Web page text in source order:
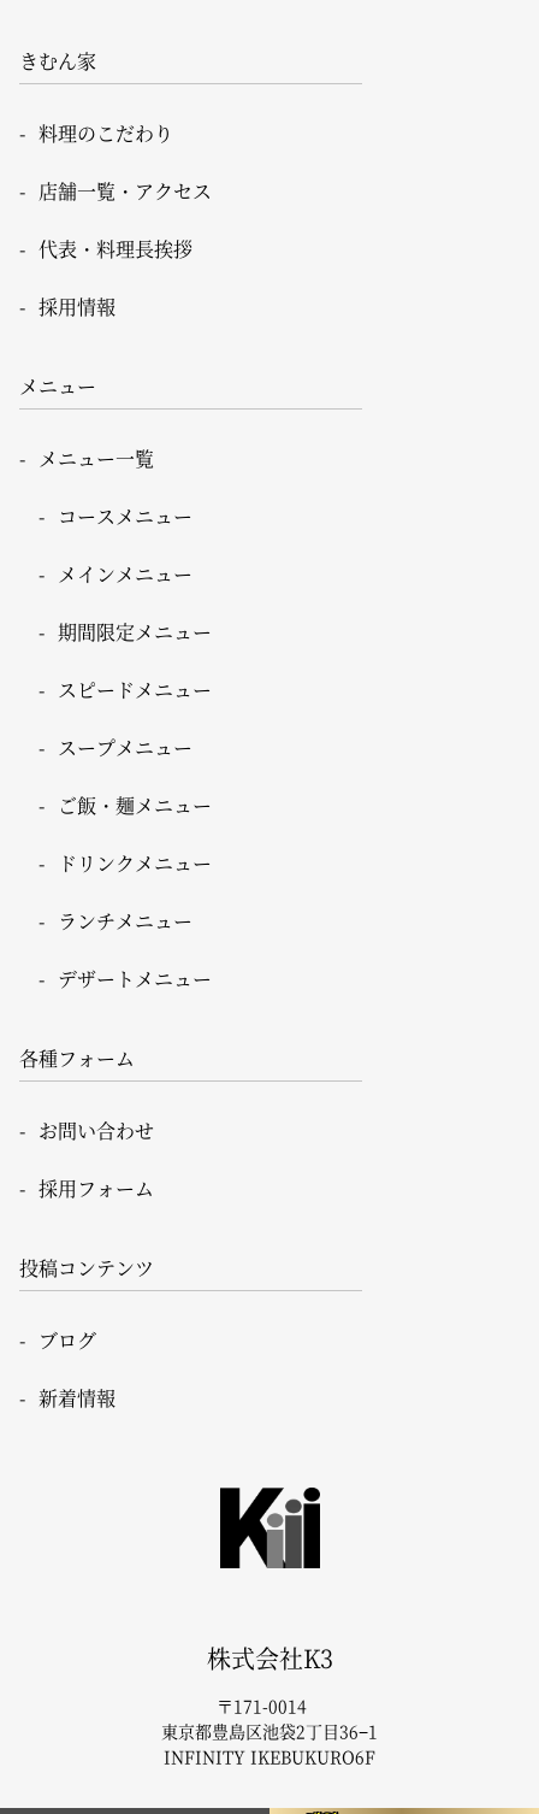
きむん家
料理のこだわり
店舗一覧・アクセス
代表・料理長挨拶
採用情報
メニュー
メニュー一覧
コースメニュー
メインメニュー
期間限定メニュー
スピードメニュー
スープメニュー
ご飯・麺メニュー
ドリンクメニュー
ランチメニュー
デザートメニュー
各種フォーム
お問い合わせ
採用フォーム
投稿コンテンツ
ブログ
新着情報
株式会社K3
〒171-0014
東京都豊島区池袋2丁目36−1
INFINITY IKEBUKURO6F